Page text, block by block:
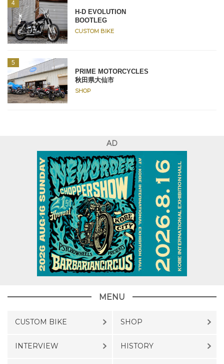
H-D EVOLUTION
BOOTLEG
CUSTOM BIKE
PRIME MOTORCYCLES
秋田県大仙市
SHOP
AD
MENU
CUSTOM BIKE SHOP
INTERVIEW HISTORY